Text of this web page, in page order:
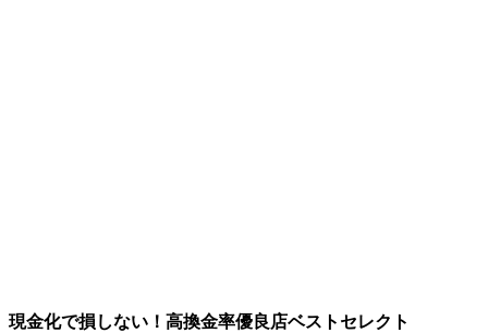
現金化で損しない！高換金率優良店ベストセレクト